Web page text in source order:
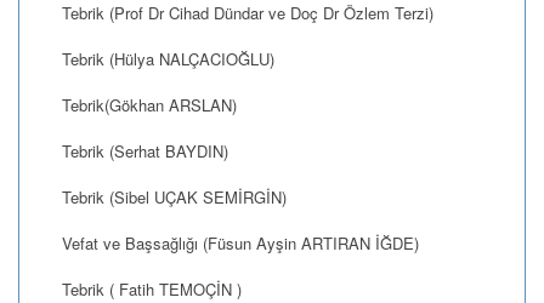
Tebrik (Prof Dr Cihad Dündar ve Doç Dr Özlem Terzi)
Tebrik (Hülya NALÇACIOĞLU)
Tebrik(Gökhan ARSLAN)
Tebrik (Serhat BAYDIN)
Tebrik (Sibel UÇAK SEMİRGİN)
Vefat ve Başsağlığı (Füsun Ayşin ARTIRAN İĞDE)
Tebrik ( Fatih TEMOÇİN )